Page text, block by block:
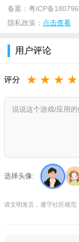
爽。
御剑仙缘万充GM
2021年大型唯美
战群攻，远程控制，
御剑仙缘万充GM
3、轻功跳跃，水
4、限时竞技玩法
5、随机阵营大比
备案： 粤ICP备
隐私政策： 点击查看
用户评论
评分 ★ ★ ★ ★
选择头像:
请文明发言，遵守社区规范